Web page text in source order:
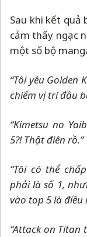
Sau khi kết quả
cảm thấy ngạc
một số bộ
“Tôi yêu
chiếm vị trí đầu
“Kimetsu no
5?! Thật điên rồ.”
“Tôi có thể
phải là số 1,
vào top 5 là điều
“Attack on Titan